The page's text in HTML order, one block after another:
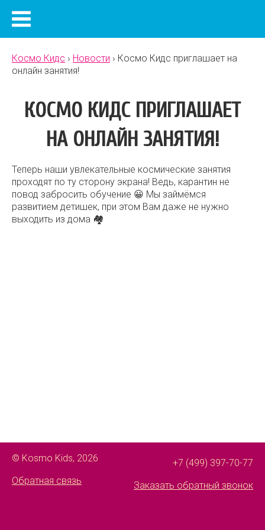
Космо Кидс › Новости › Космо Кидс приглашает на
онлайн занятия!
КОСМО КИДС ПРИГЛАШАЕТ
НА ОНЛАЙН ЗАНЯТИЯ!
Теперь наши увлекательные космические занятия
проходят по ту сторону экрана! Ведь, карантин не
повод забросить обучение 😀 Мы займёмся
развитием детишек, при этом Вам даже не нужно
выходить из дома 🏘
© Kosmo Kids, 2026
Обратная связь
+7 (499) 397-70-77
Заказать обратный звонок